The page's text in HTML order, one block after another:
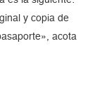
y copia de
acota